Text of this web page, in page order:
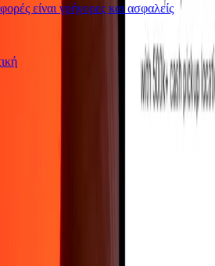
είναι γρήγορες και ασφαλείς